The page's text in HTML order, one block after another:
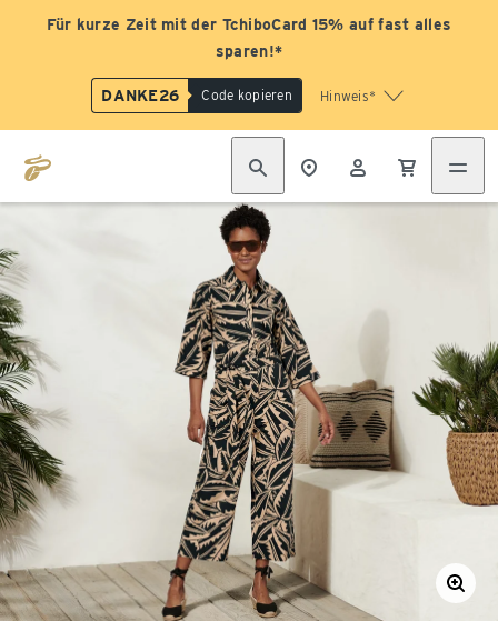
Für kurze Zeit mit der TchiboCard 15% auf fast alles
sparen!*
DANKE26 Code kopieren Hinweis*